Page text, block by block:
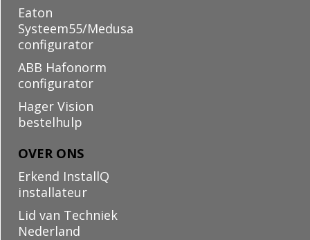
Eaton
Systeem55/Medusa
configurator
ABB Hafonorm
configurator
Hager Vision
bestelhulp
OVER ONS
Erkend InstallQ
installateur
Lid van Techniek
Nederland